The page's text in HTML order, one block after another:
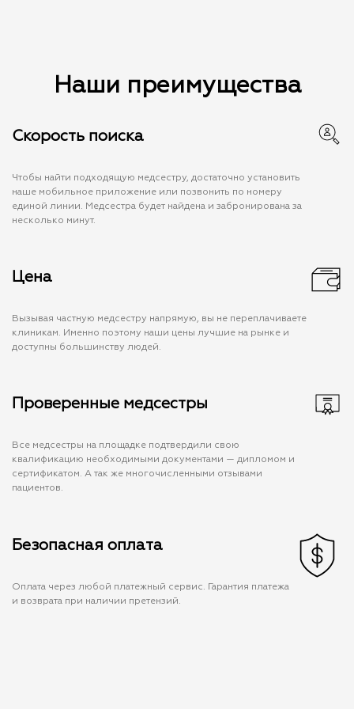
Наши преимущества
Скорость поиска
Чтобы найти подходящую медсестру, достаточно установить
наше мобильное приложение или позвонить по номеру
единой линии. Медсестра будет найдена и забронирована за
несколько минут.
Цена
Вызывая частную медсестру напрямую, вы не переплачиваете
клиникам. Именно поэтому наши цены лучшие на рынке и
доступны большинству людей.
Проверенные медсестры
Все медсестры на площадке подтвердили свою
квалификацию необходимыми документами — дипломом и
сертификатом. А так же многочисленными отзывами
пациентов.
Безопасная оплата
Оплата через любой платежный сервис. Гарантия платежа
и возврата при наличии претензий.